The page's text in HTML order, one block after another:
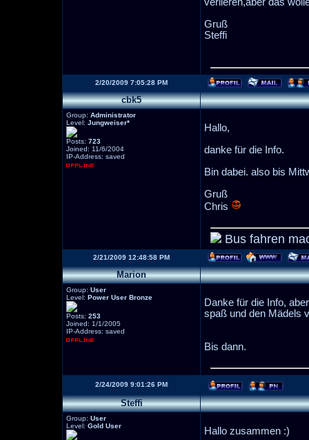
Gruß
Steffi
2/20/2009 7:05:28 PM
cbk5
Group: Administrator
Level: Jungweiser*
Posts: 723
Joined: 11/6/2004
IP-Address: saved
Hallo,
danke für die Info.
Bin dabei. also bis
Gruß
Chris
Bus fahren
2/21/2009 12:48:58 PM
Marion
Group: User
Level: Power User Bronze
Posts: 253
Joined: 1/1/2005
IP-Address: saved
Danke für die Info,
spaß und den Mädels
Bis dann.
2/24/2009 9:01:26 PM
Steffi
Group: User
Level: Gold User
Hallo zusammen :)